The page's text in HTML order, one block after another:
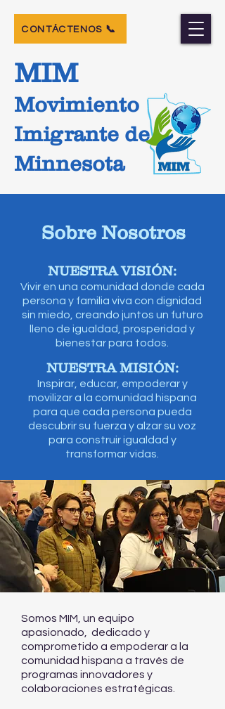
📞 CONTÁCTENOS
MIM
Movimiento
Imigrante de
Minnesota
Sobre Nosotros
NUESTRA VISIÓN:
Vivir en una comunidad donde cada
persona y familia viva con dignidad
sin miedo, creando juntos un futuro
lleno de igualdad, prosperidad y
bienestar para todos.
NUESTRA MISIÓN:
Inspirar, educar, empoderar y
movilizar a la comunidad hispana
para que cada persona pueda
descubrir su fuerza y alzar su voz
para construir igualdad y
transformar vidas.
Somos MIM, un equipo
apasionado, dedicado y
comprometido a empoderar a la
comunidad hispana a través de
programas innovadores y
colaboraciones estratégicas.